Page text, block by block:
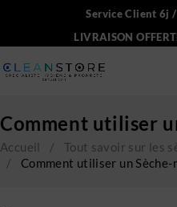
Service Client 6j
LIVRAISON
Comment utiliser
Accueil /
Tout savoir sur les
/
Comment utiliser un Sèche-